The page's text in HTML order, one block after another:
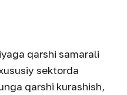
qarshi samarali
sektorda
qarshi kurashish,